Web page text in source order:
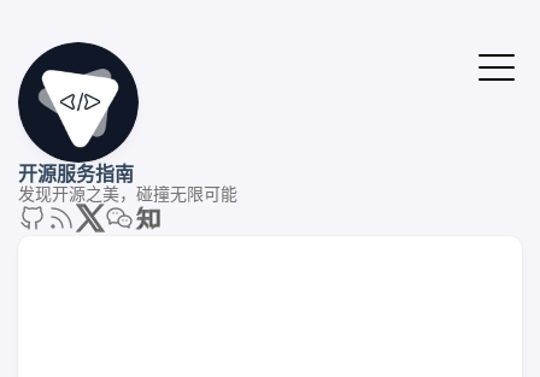
开源服务指南
发现开源之美，碰撞无限可能